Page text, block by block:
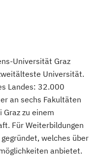
Universität Graz
Universität.
Landes: 32.000
an sechs Fakultäten
zu einem
Für Weiterbildungen
welches über
anbietet.